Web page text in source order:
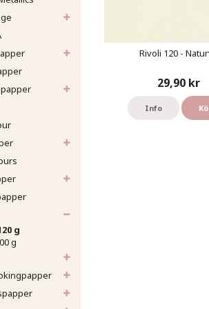
papper
g
g
Rivoli 120 -
29,90 kr
Info